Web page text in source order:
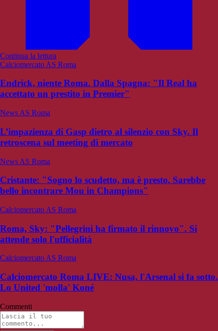
Continua la lettura
Calciomercato AS Roma
Endrick, niente Roma. Dalla Spagna: "Il Real ha
accettato un prestito in Premier"
News AS Roma
L’impazienza di Gasp dietro al silenzio con Sky. Il
retroscena sul meeting di mercato
News AS Roma
Cristante: "Sogno lo scudetto, ma è presto. Sarebbe
bello incontrare Mou in Champions"
Calciomercato AS Roma
Roma, Sky: "Pellegrini ha firmato il rinnovo". Si
attende solo l'ufficialità
Calciomercato AS Roma
Calciomercato Roma LIVE: Nusa, l'Arsenal si fa sotto.
Lo United 'molla' Koné
Commenti